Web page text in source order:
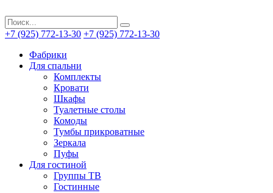
+7 (925) 772-13-30 +7 (925) 772-13-30
Фабрики
Для спальни
Комплекты
Кровати
Шкафы
Туалетные столы
Комоды
Тумбы прикроватные
Зеркала
Пуфы
Для гостиной
Группы ТВ
Гостинные